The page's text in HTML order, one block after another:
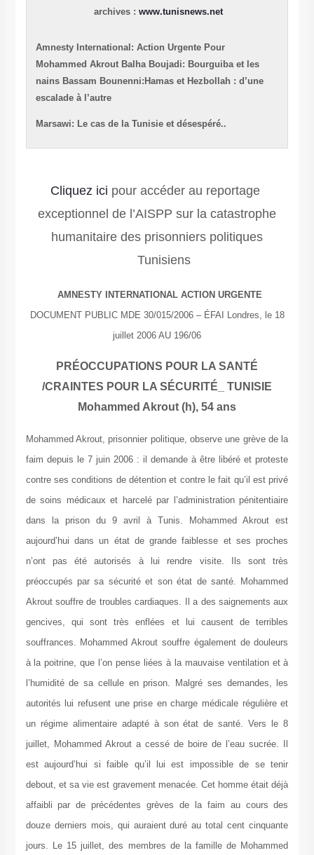
archives :www.tunisnews.net
Amnesty International: Action Urgente Pour
Mohammed Akrout Balha Boujadi: Bourguiba et les
nains Bassam Bounenni:Hamas et Hezbollah : d’une
escalade à l’autre
Marsawi: Le cas de la Tunisie et désespéré..
Cliquez ici pour accéder au reportage
exceptionnel de l’AISPP sur la catastrophe
humanitaire des prisonniers politiques
Tunisiens
AMNESTY INTERNATIONAL ACTION URGENTE
DOCUMENT PUBLIC MDE 30/015/2006 – ÉFAI Londres, le 18
juillet 2006 AU 196/06
PRÉOCCUPATIONS POUR LA SANTÉ
/CRAINTES POUR LA SÉCURITÉ_ TUNISIE
Mohammed Akrout (h), 54 ans
Mohammed Akrout, prisonnier politique, observe une grève de la
faim depuis le 7 juin 2006 : il demande à être libéré et proteste
contre ses conditions de détention et contre le fait qu’il est privé
de soins médicaux et harcelé par l’administration pénitentiaire
dans la prison du 9 avril à Tunis. Mohammed Akrout est
aujourd’hui dans un état de grande faiblesse et ses proches
n’ont pas été autorisés à lui rendre visite. Ils sont très
préoccupés par sa sécurité et son état de santé. Mohammed
Akrout souffre de troubles cardiaques. Il a des saignements aux
gencives, qui sont très enflées et lui causent de terribles
souffrances. Mohammed Akrout souffre également de douleurs
à la poitrine, que l’on pense liées à la mauvaise ventilation et à
l’humidité de sa cellule en prison. Malgré ses demandes, les
autorités lui refusent une prise en charge médicale régulière et
un régime alimentaire adapté à son état de santé. Vers le 8
juillet, Mohammed Akrout a cessé de boire de l’eau sucrée. Il
est aujourd’hui si faible qu’il lui est impossible de se tenir
debout, et sa vie est gravement menacée. Cet homme était déjà
affaibli par de précédentes grèves de la faim au cours des
douze derniers mois, qui auraient duré au total cent cinquante
jours. Le 15 juillet, des membres de la famille de Mohammed